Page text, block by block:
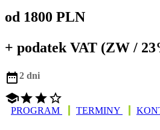
od 1800 PLN
+ podatek VAT (ZW /
2 dni

PROGRAM TERMINY